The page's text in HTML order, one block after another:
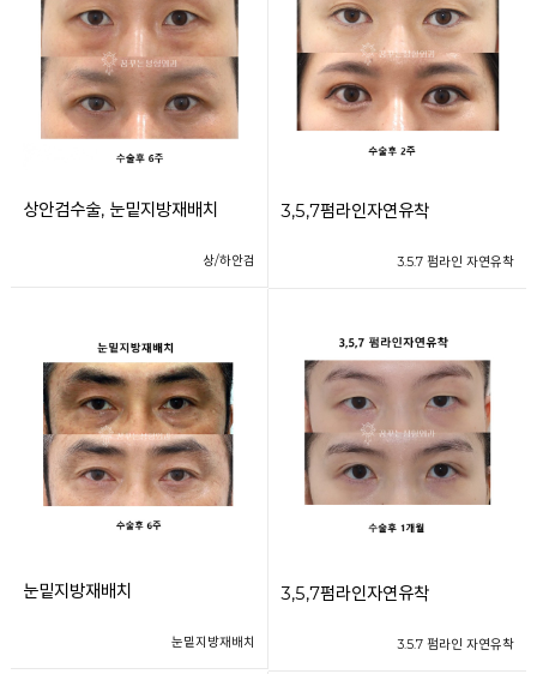
상안검수술, 눈밑지방재배치
상/하안검
3,5,7펌라인자연유착
3.5.7 펌라인 자연유착
눈밑지방재배치
눈밑지방재배치
3,5,7펌라인자연유착
3.5.7 펌라인 자연유착